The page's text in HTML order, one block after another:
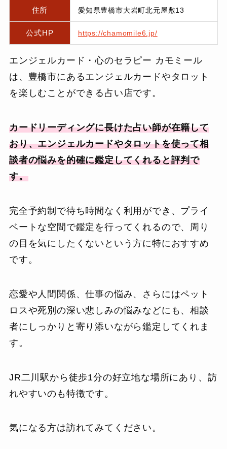
住所 愛知県豊橋市大岩町北元屋敷13
公式HP https://chamomile6.jp/
エンジェルカード・心のセラピー カモミール
は、豊橋市にあるエンジェルカードやタロット
を楽しむことができる占い店です。
カードリーディングに長けた占い師が在籍して
おり、エンジェルカードやタロットを使って相
談者の悩みを的確に鑑定してくれると評判で
す。
完全予約制で待ち時間なく利用ができ、プライ
ベートな空間で鑑定を行ってくれるので、周り
の目を気にしたくないという方に特におすすめ
です。
恋愛や人間関係、仕事の悩み、さらにはペット
ロスや死別の深い悲しみの悩みなどにも、相談
者にしっかりと寄り添いながら鑑定してくれま
す。
JR二川駅から徒歩1分の好立地な場所にあり、訪
れやすいのも特徴です。
気になる方は訪れてみてください。